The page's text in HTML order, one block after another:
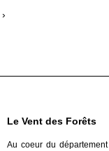
›
Le Vent des Forêts
Au coeur du